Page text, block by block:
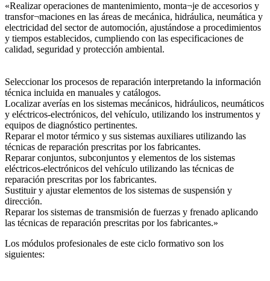
«Realizar operaciones de mantenimiento, monta¬je de accesorios y
transfor¬maciones en las áreas de mecánica, hidráulica, neumática y
electricidad del sector de automoción, ajustándose a procedimientos
y tiempos establecidos, cumpliendo con las especificaciones de
calidad, seguridad y protección ambiental.
Seleccionar los procesos de reparación interpretando la información
técnica incluida en manuales y catálogos.
Localizar averías en los sistemas mecánicos, hidráulicos, neumáticos
y eléctricos-electrónicos, del vehículo, utilizando los instrumentos y
equipos de diagnóstico pertinentes.
Reparar el motor térmico y sus sistemas auxiliares utilizando las
técnicas de reparación prescritas por los fabricantes.
Reparar conjuntos, subconjuntos y elementos de los sistemas
eléctricos-electrónicos del vehículo utilizando las técnicas de
reparación prescritas por los fabricantes.
Sustituir y ajustar elementos de los sistemas de suspensión y
dirección.
Reparar los sistemas de transmisión de fuerzas y frenado aplicando
las técnicas de reparación prescritas por los fabricantes.»
Los módulos profesionales de este ciclo formativo son los
siguientes: